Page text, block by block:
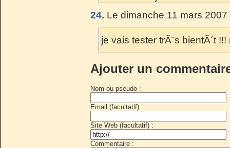
24. Le dimanche 11 mars
je vais tester trÃ¨s bientÃ´t
Ajouter un
Nom ou pseudo :
Email (facultatif) :
Site Web (facultatif) :
Commentaire :